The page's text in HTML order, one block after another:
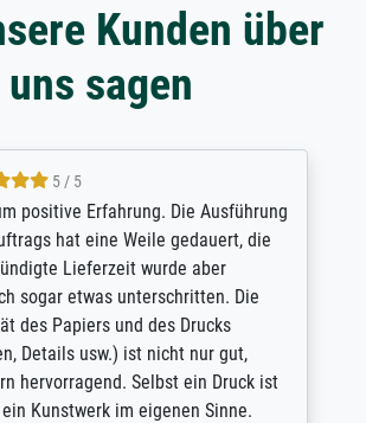
Kunden über
uns sagen
5 / 5
positive Erfahrung. Die Ausführung
hat eine Weile gedauert, die
Lieferzeit wurde aber
sogar etwas unterschritten. Die
des Papiers und des Drucks
Details usw.) ist nicht nur gut,
hervorragend. Selbst ein Druck ist
Kunstwerk im eigenen Sinne.